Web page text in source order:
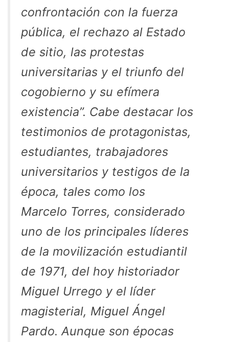
confrontación con la fuerza
pública, el rechazo al Estado
de sitio, las protestas
universitarias y el triunfo del
cogobierno y su efímera
existencia”. Cabe destacar los
testimonios de protagonistas,
estudiantes, trabajadores
universitarios y testigos de la
época, tales como los
Marcelo Torres, considerado
uno de los principales líderes
de la movilización estudiantil
de 1971, del hoy historiador
Miguel Urrego y el líder
magisterial, Miguel Ángel
Pardo. Aunque son épocas